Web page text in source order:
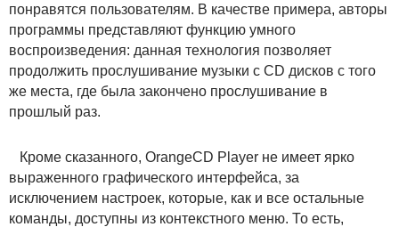
понравятся пользователям. В качестве примера, авторы
программы представляют функцию умного
воспроизведения: данная технология позволяет
продолжить прослушивание музыки с CD дисков с того
же места, где была закончено прослушивание в
прошлый раз.
Кроме сказанного, OrangeCD Player не имеет ярко
выраженного графического интерфейса, за
исключением настроек, которые, как и все остальные
команды, доступны из контекстного меню. То есть,